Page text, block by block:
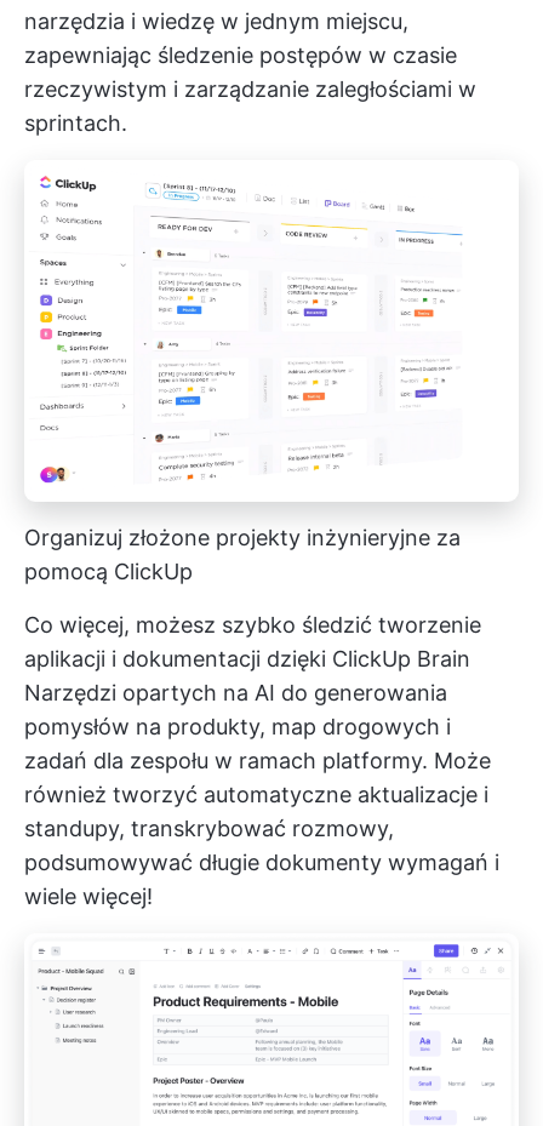
narzędzia i wiedzę w jednym miejscu,
zapewniając śledzenie postępów w czasie
rzeczywistym i zarządzanie zaległościami w
sprintach.
Organizuj złożone projekty inżynieryjne za
pomocą ClickUp
Co więcej, możesz szybko śledzić tworzenie
aplikacji i dokumentacji dzięki ClickUp Brain
Narzędzi opartych na AI do generowania
pomysłów na produkty, map drogowych i
zadań dla zespołu w ramach platformy. Może
również tworzyć automatyczne aktualizacje i
standupy, transkrybować rozmowy,
podsumowywać długie dokumenty wymagań i
wiele więcej!